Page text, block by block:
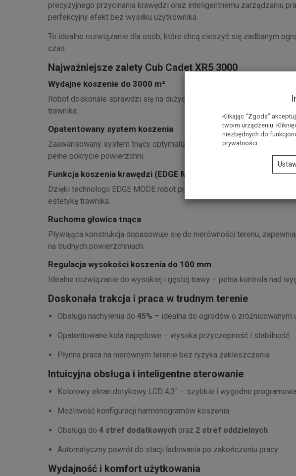
precyzyjnego przycinania krawędzi oraz inteligentnemu zarządzaniu
perfekcyjny efekt bez wysiłku użytkownika.
To idealne rozwiązanie dla osób, które chcą cieszyć się zadbanym
czas.
Najważniejsze zalety Cub Cadet XR5 3000
Wydajne koszenie do 3000 m²
Robot doskonale sprawdzi się na dużych posesjach, zapewniając
trawnika.
Opatentowany system koszenia
Zaawansowany system tnący optymalizuje trasę przejazdu, eliminując
pełne pokrycie powierzchni.
Funkcja koszenia krawędzi (EDGE MODE)
Dzięki technologii EDGE MODE robot precyzyjnie kosi trawę aż po
estetykę trawnika.
Ruchoma głowica tnąca
Pływająca konstrukcja dopasowuje się do nierówności terenu,
na trudnych powierzchniach.
Regulacja wysokości koszenia do 100 mm
Idealne rozwiązanie do wysokiej i gęstej trawy – pełna kontrola nad
Doskonała trakcja i praca w trudnym terenie
Obsługa nachylenia do 45% – idealna do ogrodów o zróżnicowanym
Opatentowane koła napędowe – wysoka przyczepność i stabilność
Płynna praca na nierównym terenie bez ryzyka zakleszczenia
Intuicyjna obsługa i inteligentne sterowanie
Kolorowy ekran dotykowy LCD 4,3" – szybkie i wygodne
Możliwość konfiguracji harmonogramów koszenia
Obsługa do 4 stref dodatkowych oraz 2 stref oddzielnych
Automatyczny powrót do stacji ładowania po zakończeniu pracy
Wydajność i komfort użytkowania
Klikając “Zgoda”
twoim urządzeniu.
niezbędnych do
prywatności.